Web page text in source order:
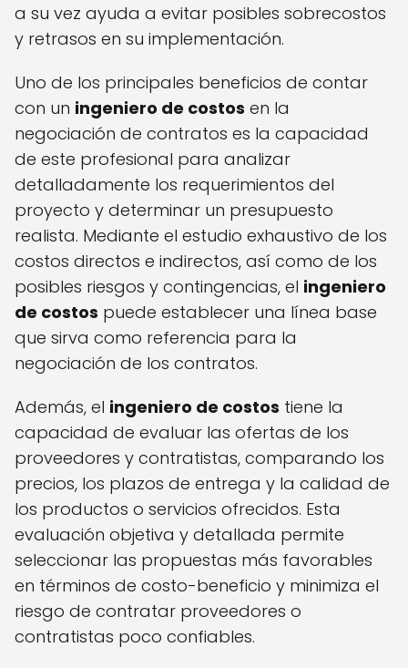
a su vez ayuda a evitar posibles sobrecostos
y retrasos en su implementación.
Uno de los principales beneficios de contar
con un ingeniero de costos en la
negociación de contratos es la capacidad
de este profesional para analizar
detalladamente los requerimientos del
proyecto y determinar un presupuesto
realista. Mediante el estudio exhaustivo de los
costos directos e indirectos, así como de los
posibles riesgos y contingencias, el ingeniero
de costos puede establecer una línea base
que sirva como referencia para la
negociación de los contratos.
Además, el ingeniero de costos tiene la
capacidad de evaluar las ofertas de los
proveedores y contratistas, comparando los
precios, los plazos de entrega y la calidad de
los productos o servicios ofrecidos. Esta
evaluación objetiva y detallada permite
seleccionar las propuestas más favorables
en términos de costo-beneficio y minimiza el
riesgo de contratar proveedores o
contratistas poco confiables.